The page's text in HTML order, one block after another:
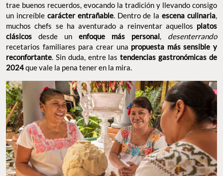
trae buenos recuerdos, evocando la tradición y llevando consigo
un increíblecarácter entrañable. Dentro de la escena culinaria,
muchos chefs se ha aventurado a reinventar aquellos platos
clásicos desde un enfoque más personal, desenterrando
recetarios familiares para crear una propuesta más sensible y
reconfortante. Sin duda, entre lastendencias gastronómicas de
2024que vale la pena tener en la mira.